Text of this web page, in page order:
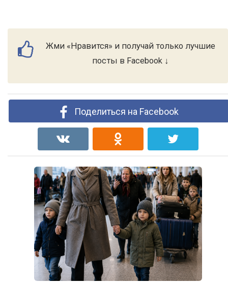
Жми «Нравится» и получай только лучшие
посты в Facebook ↓
Поделиться на Facebook